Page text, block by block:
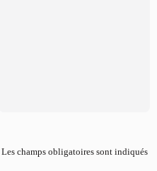
Les champs obligatoires sont indiqués